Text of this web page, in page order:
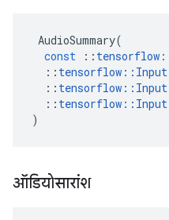
AudioSummary(
const
:: tensorflow
:: tensorflow :: Input
:: tensorflow :: Input
:: tensorflow :: Input
)
ऑडियोसारांश